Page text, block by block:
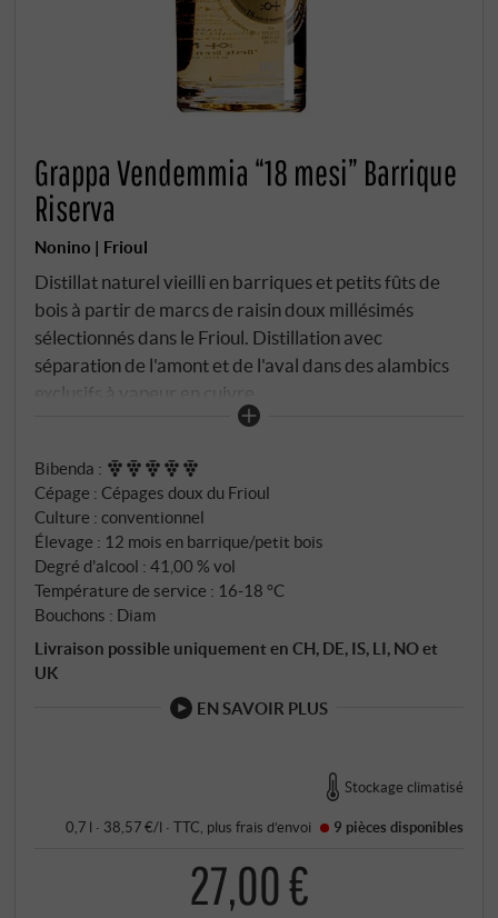
Grappa Vendemmia “18 mesi” Barrique
Riserva
Nonino | Frioul
Distillat naturel vieilli en barriques et petits fûts de
bois à partir de marcs de raisin doux millésimés
sélectionnés dans le Frioul. Distillation avec
séparation de l'amont et de l'aval dans des alambics
exclusifs à vapeur en cuivre.
Bibenda :
Cépage : Cépages doux du Frioul
Culture : conventionnel
Élevage : 12 mois en barrique/petit bois
Degré d'alcool : 41,00 % vol
Température de service : 16‑18 °C
Bouchons : Diam
Livraison possible uniquement en CH, DE, IS, LI, NO et
UK
EN SAVOIR PLUS
Stockage climatisé
0,7 l · 38,57 €/l ·TTC, plusfrais d’envoi 9 pièces disponibles
27,00 €